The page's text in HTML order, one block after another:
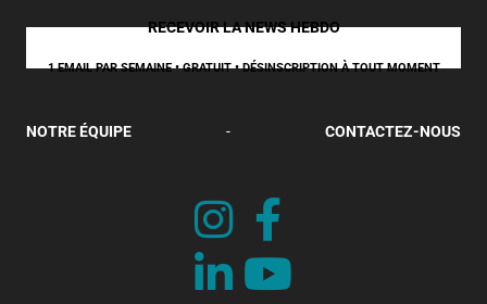
RECEVOIR LA NEWS HEBDO
1 EMAIL PAR SEMAINE • GRATUIT • DÉSINSCRIPTION À TOUT MOMENT
NOTRE ÉQUIPE - CONTACTEZ-NOUS